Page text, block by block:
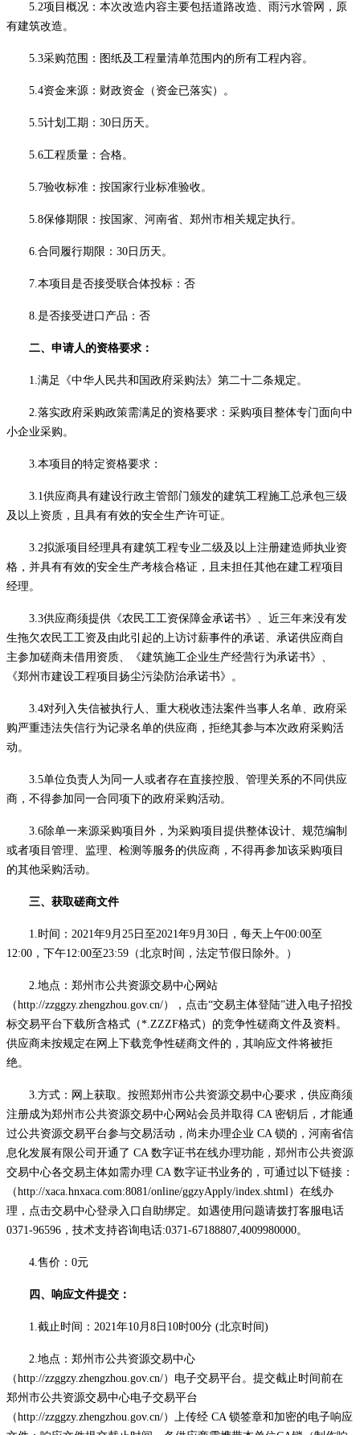
5.2项目概况：本次改造内容主要包括道路改造、雨污水管网，原
有建筑改造。
5.3采购范围：图纸及工程量清单范围内的所有工程内容。
5.4资金来源：财政资金（资金已落实）。
5.5计划工期：30日历天。
5.6工程质量：合格。
5.7验收标准：按国家行业标准验收。
5.8保修期限：按国家、河南省、郑州市相关规定执行。
6.合同履行期限：30日历天。
7.本项目是否接受联合体投标：否
8.是否接受进口产品：否
二、申请人的资格要求：
1.满足《中华人民共和国政府采购法》第二十二条规定。
2.落实政府采购政策需满足的资格要求： 采购项目整体专门面向中
小企业采购。
3.本项目的特定资格要求：
3.1供应商具有建设行政主管部门颁发的建筑工程施工总承包三级
及以上资质，且具有有效的安全生产许可证。
3.2拟派项目经理具有建筑工程专业二级及以上注册建造师执业资
格，并具有有效的安全生产考核合格证，且未担任其他在建工程项目
经理。
3.3供应商须提供《农民工工资保障金承诺书》、近三年来没有发
生拖欠农民工工资及由此引起的上访讨薪事件的承诺、承诺供应商自
主参加磋商未借用资质、《建筑施工企业生产经营行为承诺书》、
《郑州市建设工程项目扬尘污染防治承诺书》 。
3.4对列入失信被执行人、重大税收违法案件当事人名单、政府采
购严重违法失信行为记录名单的供应商，拒绝其参与本次政府采购活
动。
3.5单位负责人为同一人或者存在直接控股、管理关系的不同供应
商，不得参加同一合同项下的政府采购活动。
3.6除单一来源采购项目外，为采购项目提供整体设计、规范编制
或者项目管理、监理、检测等服务的供应商，不得再参加该采购项目
的其他采购活动。
三、获取磋商文件
1.时间：2021年9月25日至2021年9月30日，每天上午00:00至
12:00，下午12:00至23:59（北京时间，法定节假日除外。）
2.地点： 郑州市公共资源交易中心网站
（http://zzggzy.zhengzhou.gov.cn/），点击“交易主体登陆”进入电子招投
标交易平台下载所含格式（*.ZZZF格式）的竞争性磋商文件及资料。
供应商未按规定在网上下载竞争性磋商文件的，其响应文件将被拒
绝。
3.方式： 网上获取。按照郑州市公共资源交易中心要求，供应商须
注册成为郑州市公共资源交易中心网站会员并取得 CA 密钥后，才能通
过公共资源交易平台参与交易活动，尚未办理企业 CA 锁的，河南省信
息化发展有限公司开通了 CA 数字证书在线办理功能，郑州市公共资源
交易中心各交易主体如需办理 CA 数字证书业务的，可通过以下链接：
（http://xaca.hnxaca.com:8081/online/ggzyApply/index.shtml）在线办
理，点击交易中心登录入口自助绑定。如遇使用问题请拨打客服电话
0371-96596，技术支持咨询电话:0371-67188807,4009980000。
4.售价： 0元
四、响应文件提交：
1.截止时间：2021年10月8日10时00分 (北京时间)
2.地点：郑州市公共资源交易中心
（http://zzggzy.zhengzhou.gov.cn/）电子交易平台。提交截止时间前在
郑州市公共资源交易中心电子交易平台
（http://zzggzy.zhengzhou.gov.cn/）上传经 CA 锁签章和加密的电子响应